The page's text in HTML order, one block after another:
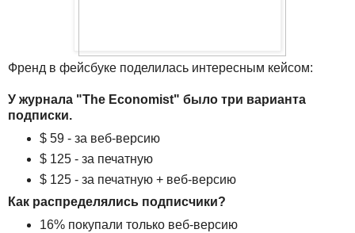
Френд в фейсбуке поделилась интересным кейсом:
У журнала "The Economist" было три варианта
подписки.
$ 59 - за веб-версию
$ 125 - за печатную
$ 125 - за печатную + веб-версию
Как распределялись подписчики?
16% покупали только веб-версию